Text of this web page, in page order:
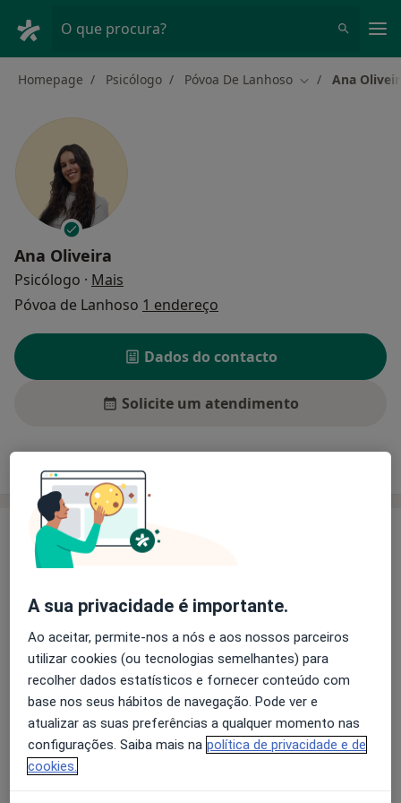
O que procura?
Homepage Psicólogo Póvoa De Lanhoso Mudar de cidade
Ana
Ana Oliveira
Psicólogo · Mais
Póvoa de Lanhoso 1 endereço
Dados do contacto
Solicite um atendimento
Experiência Preços
Experiência
O meu nome é Ana Oliveira e sou psicóloga membro
da Educação, na Universidade Católica Portuguesa,
onde efetivamente compreendi qual é a minha área de
interesse: infância e adolescência. Para além de
acompanhar crianças e adolescentes, também auxilio
os pais/cuidadores que procuram algum tipo de
orientação parental.
A minha abordagem terapêutica é, sobretudo, a
abordagem sistémica, através da qual me esforço por
maisSobre mim
Principais doenças tratadas
Transtornos Da Ansiedade
A sua privacidade é importante.
Ao aceitar, permite-nos a nós e aos nossos parceiros
utilizar cookies (ou tecnologias semelhantes) para
recolher dados estatísticos e fornecer conteúdo com
base nos seus hábitos de navegação. Pode ver e
atualizar as suas preferências a qualquer momento nas
configurações. Saiba mais na política de privacidade e de
cookies.